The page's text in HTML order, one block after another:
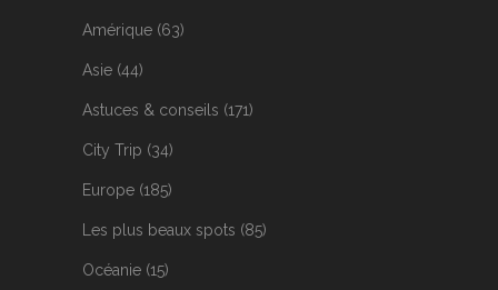
Amérique (63)
Asie (44)
Astuces & conseils (171)
City Trip (34)
Europe (185)
Les plus beaux spots (85)
Océanie (15)